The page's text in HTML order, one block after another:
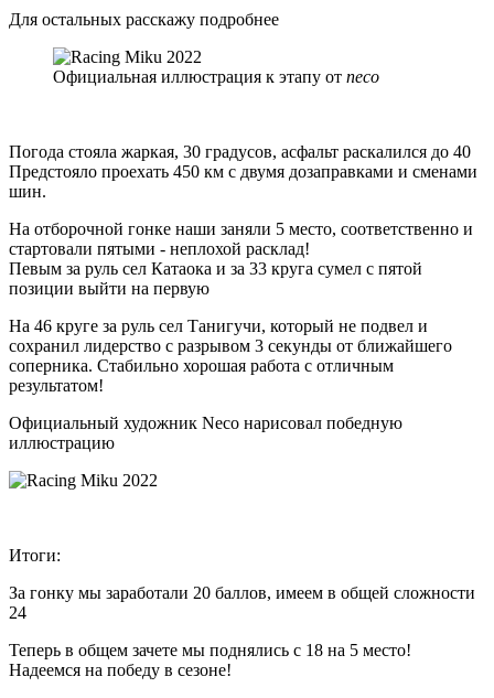
Для остальных расскажу подробнее
Официальная иллюстрация к этапу от neco
Погода стояла жаркая, 30 градусов, асфальт раскалился до 40
Предстояло проехать 450 км с двумя дозаправками и сменами
шин.
На отборочной гонке наши заняли 5 место, соответственно и
стартовали пятыми - неплохой расклад!
Певым за руль сел Катаока и за 33 круга сумел с пятой
позиции выйти на первую
На 46 круге за руль сел Танигучи, который не подвел и
сохранил лидерство с разрывом 3 секунды от ближайшего
соперника. Стабильно хорошая работа с отличным
результатом!
Официальный художник Neco нарисовал победную
иллюстрацию
Итоги:
За гонку мы заработали 20 баллов, имеем в общей сложности
24
Теперь в общем зачете мы поднялись с 18 на 5 место!
Надеемся на победу в сезоне!